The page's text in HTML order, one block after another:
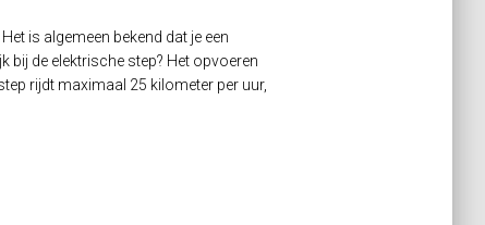
is algemeen bekend dat je een
de elektrische step? Het opvoeren
rijdt maximaal 25 kilometer per uur,